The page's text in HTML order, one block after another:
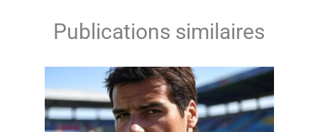
Publications similaires